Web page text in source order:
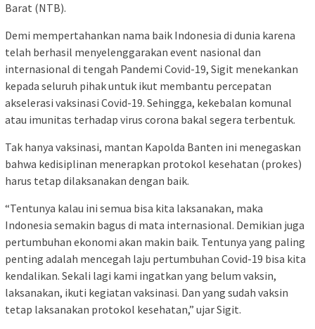
Barat (NTB).
Demi mempertahankan nama baik Indonesia di dunia karena
telah berhasil menyelenggarakan event nasional dan
internasional di tengah Pandemi Covid-19, Sigit menekankan
kepada seluruh pihak untuk ikut membantu percepatan
akselerasi vaksinasi Covid-19. Sehingga, kekebalan komunal
atau imunitas terhadap virus corona bakal segera terbentuk.
Tak hanya vaksinasi, mantan Kapolda Banten ini menegaskan
bahwa kedisiplinan menerapkan protokol kesehatan (prokes)
harus tetap dilaksanakan dengan baik.
“Tentunya kalau ini semua bisa kita laksanakan, maka
Indonesia semakin bagus di mata internasional. Demikian juga
pertumbuhan ekonomi akan makin baik. Tentunya yang paling
penting adalah mencegah laju pertumbuhan Covid-19 bisa kita
kendalikan. Sekali lagi kami ingatkan yang belum vaksin,
laksanakan, ikuti kegiatan vaksinasi. Dan yang sudah vaksin
tetap laksanakan protokol kesehatan,” ujar Sigit.